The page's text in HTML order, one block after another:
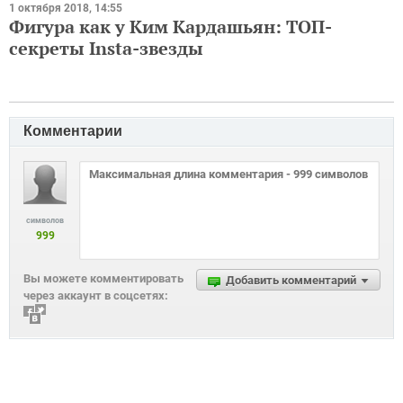
1 октября 2018, 14:55
Фигура как у Ким Кардашьян: ТОП-
секреты Insta-звезды
Комментарии
символов
999
Добавить комментарий
Вы можете комментировать
через аккаунт в соцсетях: